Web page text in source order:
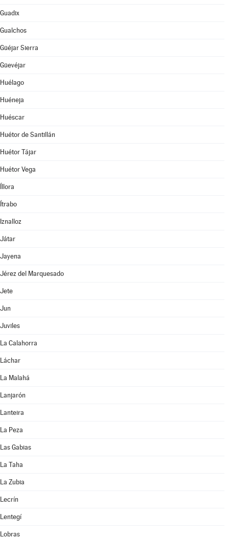
Guadix
Gualchos
Güéjar Sierra
Güevéjar
Huélago
Huéneja
Huéscar
Huétor de Santillán
Huétor Tájar
Huétor Vega
Íllora
Ítrabo
Iznalloz
Játar
Jayena
Jérez del Marquesado
Jete
Jun
Juviles
La Calahorra
Láchar
La Malahá
Lanjarón
Lanteira
La Peza
Las Gabias
La Taha
La Zubia
Lecrín
Lentegí
Lobras